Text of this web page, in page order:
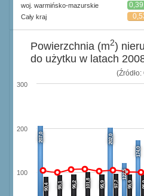
woj. warmińsko-mazurskie
0,39
m2
Cały kraj
(Źródło:
207,0 202,0
122,5
174,0
90,4 95,1 96,2 101,8 95,9 97,7 95,9
100
200
300
Powierzchnia (m2)
do użytku w latach